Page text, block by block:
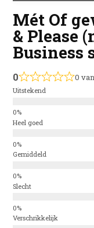
Mét Of
& Please
Business
0 0
Uitstekend
Heel goed
Gemiddeld
Slecht
Verschrikkelijk